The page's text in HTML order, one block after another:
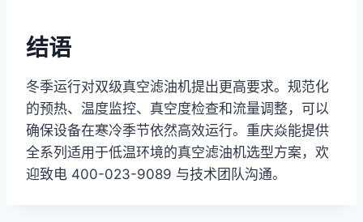
结语
冬季运行对双级真空滤油机提出更高要求。规范化
的预热、温度监控、真空度检查和流量调整，可以
确保设备在寒冷季节依然高效运行。重庆焱能提供
全系列适用于低温环境的真空滤油机选型方案，欢
迎致电 400-023-9089 与技术团队沟通。